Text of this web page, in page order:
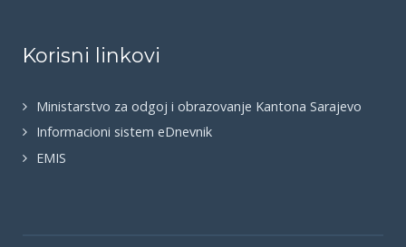
Korisni linkovi
Ministarstvo za odgoj i obrazovanje Kantona Sarajevo
Informacioni sistem eDnevnik
EMIS